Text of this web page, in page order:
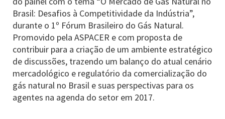
Brasil: Desafios à Competitividade da Indústria”,
durante o 1º Fórum Brasileiro do Gás Natural.
Promovido pela ASPACER e com proposta de
contribuir para a criação de um ambiente estratégico
de discussões, trazendo um balanço do atual cenário
mercadológico e regulatório da comercialização do
gás natural no Brasil e suas perspectivas para os
agentes na agenda do setor em 2017.